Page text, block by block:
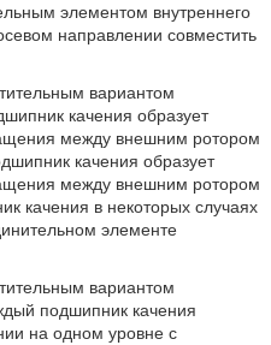
элементом внутреннего
направлении совместить
вариантом
качения образует
между внешним ротором
качения образует
между внешним ротором
качения в некоторых случаях
элементе
вариантом
подшипник качения
на одном уровне с